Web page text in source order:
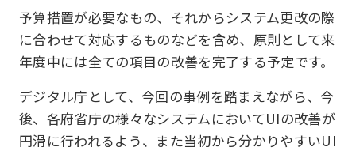
予算措置が必要なもの、それからシステム更改の際
に合わせて対応するものなどを含め、原則として来
年度中には全ての項目の改善を完了する予定です。
デジタル庁として、今回の事例を踏まえながら、今
後、各府省庁の様々なシステムにおいてUIの改善が
円滑に行われるよう、また当初から分かりやすいUI